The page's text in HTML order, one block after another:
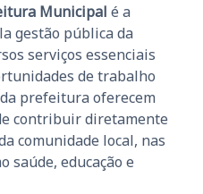
Municipal é a
gestão pública da
serviços essenciais
de trabalho
prefeitura oferecem
contribuir diretamente
comunidade local, nas
saúde, educação e